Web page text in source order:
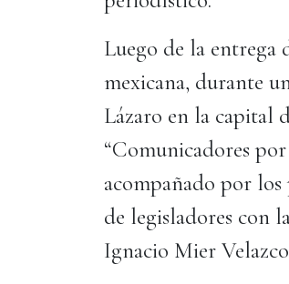
Luego de la entrega
mexicana, durante
Lázaro en la capital
“Comunicadores
acompañado por
de legisladores con
Ignacio Mier